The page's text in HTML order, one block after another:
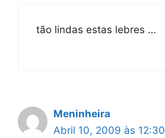
tão lindas estas lebres …
Meninheira
Abril 10, 2009 às